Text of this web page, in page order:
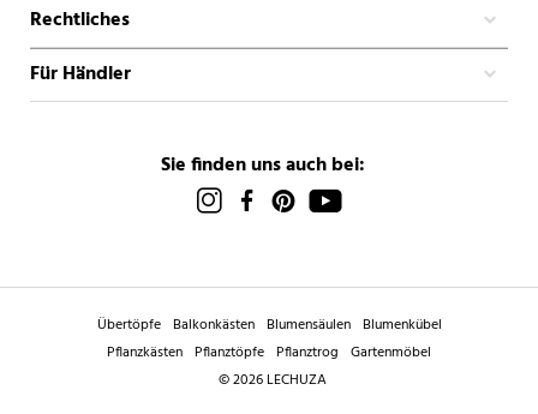
Rechtliches
Für Händler
Sie finden uns auch bei:
Übertöpfe Balkonkästen Blumensäulen Blumenkübel
Pflanzkästen Pflanztöpfe Pflanztrog Gartenmöbel
© 2026 LECHUZA